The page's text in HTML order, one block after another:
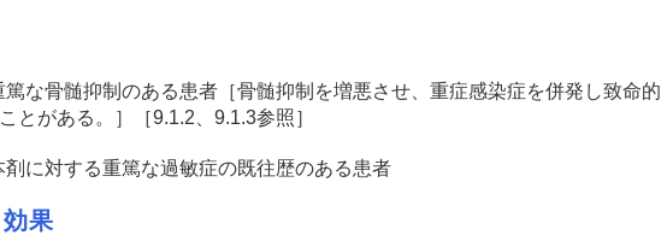
な骨髄抑制のある患者［骨髄抑制を増悪させ、重症感染症を併発し致命的
とがある。］［9.1.2、9.1.3参照］
に対する重篤な過敏症の既往歴のある患者
果